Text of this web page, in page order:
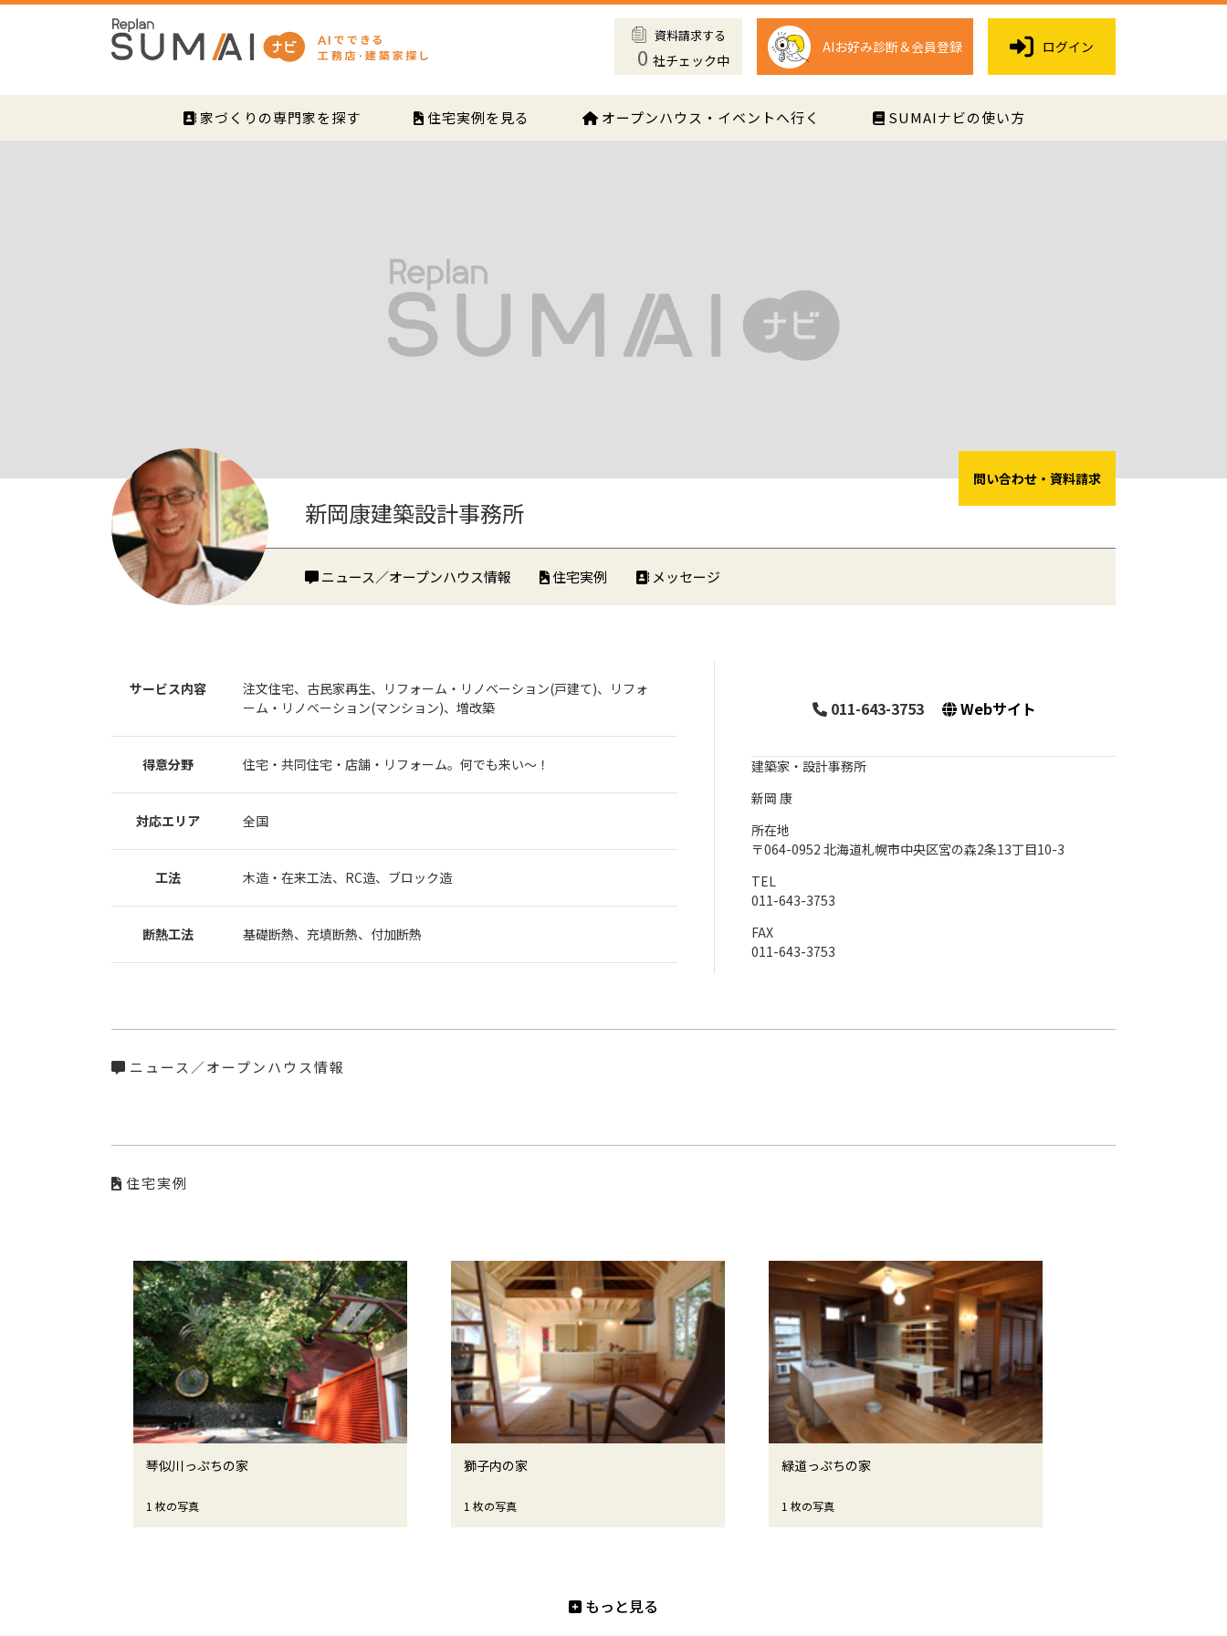
資料請求する
0 社チェック中
AIお好み診断＆会員登録 ログイン
家づくりの専門家を探す 住宅実例を見る オープンハウス・イベントへ行く SUMAIナビの使い方
問い合わせ・資料請求
新岡康建築設計事務所
ニュース／オープンハウス情報 住宅実例 メッセージ
サービス内容
注文住宅、古民家再生、リフォーム・リノベーション(戸建て)、リフォ
ーム・リノベーション(マンション)、増改築
得意分野 住宅・共同住宅・店舗・リフォーム。何でも来い〜！
対応エリア 全国
工法 木造・在来工法、RC造、ブロック造
断熱工法 基礎断熱、充填断熱、付加断熱
011-643-3753 Webサイト
建築家・設計事務所
新岡 康
所在地
〒064-0952 北海道札幌市中央区宮の森2条13丁目10-3
TEL
011-643-3753
FAX
011-643-3753
ニュース／オープンハウス情報
住宅実例
琴似川っぷちの家
1 枚の写真
獅子内の家
1 枚の写真
緑道っぷちの家
1 枚の写真
もっと見る